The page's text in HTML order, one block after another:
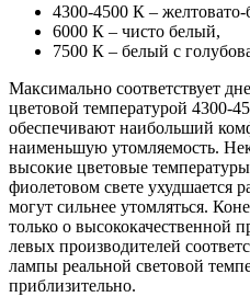
4300-4500 К – желтовато-
6000 К – чисто белый,
7500 К – белый с
Максимально соответствует
цветовой температурой 4300-
обеспечивают наибольший
наименьшую утомляемость.
высокие цветовые
фиолетовом свете ухудшается
могут сильнее утомляться.
только о высококачественной
левых производителей
лампы реальной световой
приблизительно.